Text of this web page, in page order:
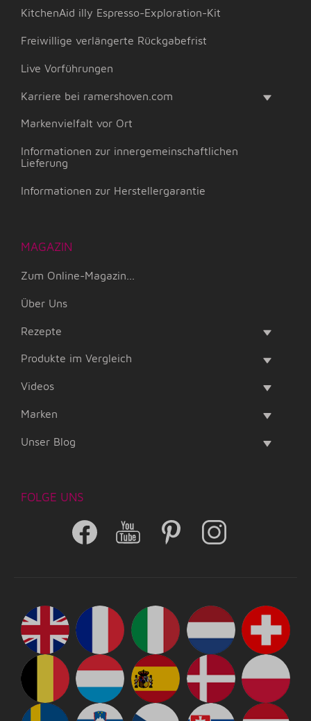
KitchenAid illy Espresso-Exploration-Kit
Freiwillige verlängerte Rückgabefrist
Live Vorführungen
Karriere bei ramershoven.com
Markenvielfalt vor Ort
Informationen zur innergemeinschaftlichen
Lieferung
Informationen zur Herstellergarantie
MAGAZIN
Zum Online-Magazin...
Über Uns
Rezepte
Produkte im Vergleich
Videos
Marken
Unser Blog
FOLGE UNS